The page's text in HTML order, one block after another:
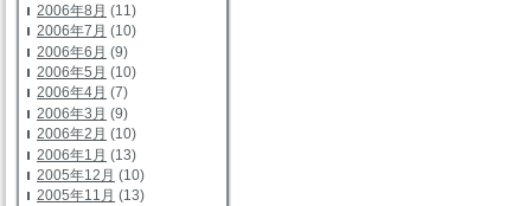
2006年8月 (11)
2006年7月 (10)
2006年6月 (9)
2006年5月 (10)
2006年4月 (7)
2006年3月 (9)
2006年2月 (10)
2006年1月 (13)
2005年12月 (10)
2005年11月 (13)